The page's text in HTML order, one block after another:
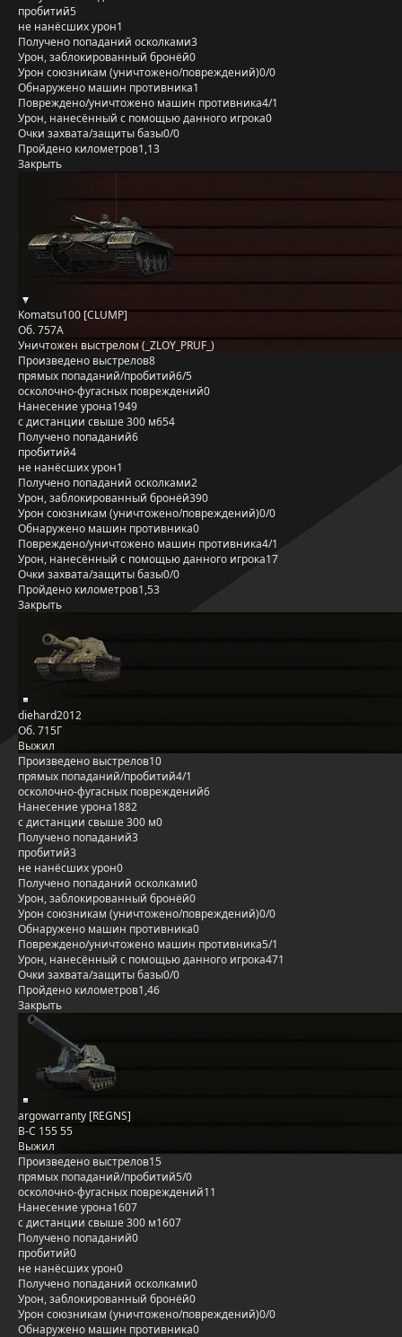
пробитий5
не нанёсших урон1
Получено попаданий осколками3
Урон, заблокированный бронёй0
Урон союзникам (уничтожено/повреждений)0/0
Обнаружено машин противника1
Повреждено/уничтожено машин противника4/1
Урон, нанесённый с помощью данного игрока0
Очки захвата/защиты базы0/0
Пройдено километров1,13
Закрыть
Komatsu100 [CLUMP]
Об. 757А
Уничтожен выстрелом (_ZLOY_PRUF_)
Произведено выстрелов8
прямых попаданий/пробитий6/5
осколочно-фугасных повреждений0
Нанесение урона1949
с дистанции свыше 300 м654
Получено попаданий6
пробитий4
не нанёсших урон1
Получено попаданий осколками2
Урон, заблокированный бронёй390
Урон союзникам (уничтожено/повреждений)0/0
Обнаружено машин противника0
Повреждено/уничтожено машин противника4/1
Урон, нанесённый с помощью данного игрока17
Очки захвата/защиты базы0/0
Пройдено километров1,53
Закрыть
diehard2012
Об. 715Г
Выжил
Произведено выстрелов10
прямых попаданий/пробитий4/1
осколочно-фугасных повреждений6
Нанесение урона1882
с дистанции свыше 300 м0
Получено попаданий3
пробитий3
не нанёсших урон0
Получено попаданий осколками0
Урон, заблокированный бронёй0
Урон союзникам (уничтожено/повреждений)0/0
Обнаружено машин противника0
Повреждено/уничтожено машин противника5/1
Урон, нанесённый с помощью данного игрока471
Очки захвата/защиты базы0/0
Пройдено километров1,46
Закрыть
argowarranty [REGNS]
B-C 155 55
Выжил
Произведено выстрелов15
прямых попаданий/пробитий5/0
осколочно-фугасных повреждений11
Нанесение урона1607
с дистанции свыше 300 м1607
Получено попаданий0
пробитий0
не нанёсших урон0
Получено попаданий осколками0
Урон, заблокированный бронёй0
Урон союзникам (уничтожено/повреждений)0/0
Обнаружено машин противника0